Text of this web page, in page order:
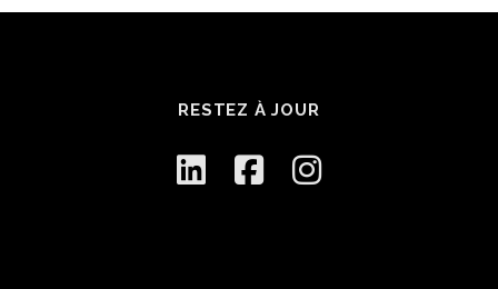
RESTEZ À JOUR